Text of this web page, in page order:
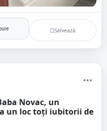
Salvează
Novac, un
un loc toți iubitorii de